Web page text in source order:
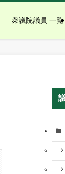
衆議院議員 一覧